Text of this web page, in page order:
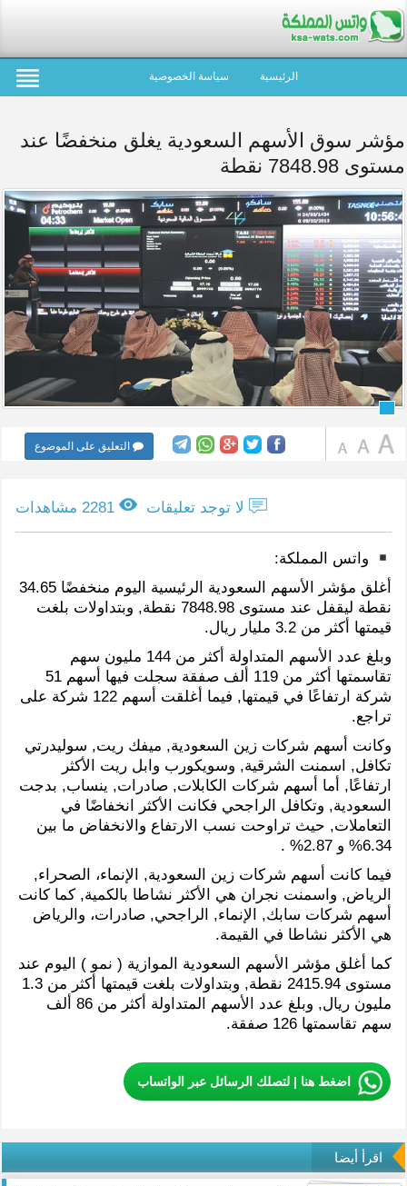
الرئيسية سياسة الخصوصية
مؤشر سوق الأسهم السعودية يغلق منخفضًا عند
مستوى 7848.98 نقطة
التعليق على الموضوع
لا توجد تعليقات 2281 مشاهدات
واتس المملكة:
أغلق مؤشر الأسهم السعودية الرئيسية اليوم منخفضًا 34.65
نقطة ليقفل عند مستوى 7848.98 نقطة, وبتداولات بلغت
قيمتها أكثر من 3.2 مليار ريال.
وبلغ عدد الأسهم المتداولة أكثر من 144 مليون سهم
تقاسمتها أكثر من 119 ألف صفقة سجلت فيها أسهم 51
شركة ارتفاعًا في قيمتها, فيما أغلقت أسهم 122 شركة على
تراجع.
وكانت أسهم شركات زين السعودية, ميفك ريت, سوليدرتي
تكافل, اسمنت الشرقية, وسويكورب وابل ريت الأكثر
ارتفاعًا, أما أسهم شركات الكابلات, صادرات, ينساب, بدجت
السعودية, وتكافل الراجحي فكانت الأكثر انخفاضًا في
التعاملات, حيث تراوحت نسب الارتفاع والانخفاض ما بين
6.34% و 2.87% .
فيما كانت أسهم شركات زين السعودية, الإنماء، الصحراء,
الرياض, واسمنت نجران هي الأكثر نشاطا بالكمية, كما كانت
أسهم شركات سابك, الإنماء, الراجحي, صادرات، والرياض
هي الأكثر نشاطا في القيمة.
كما أغلق مؤشر الأسهم السعودية الموازية ( نمو ) اليوم عند
مستوى 2415.94 نقطة, وبتداولات بلغت قيمتها أكثر من 1.3
مليون ريال, وبلغ عدد الأسهم المتداولة أكثر من 86 ألف
سهم تقاسمتها 126 صفقة.
اضغط هنا | لتصلك الرسائل عبر الواتساب
اقرأ أيضا